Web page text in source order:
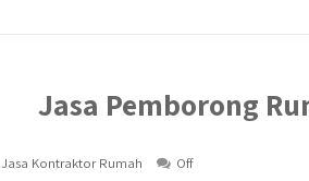
Jasa Pemborong
Jasa Kontraktor Rumah Off